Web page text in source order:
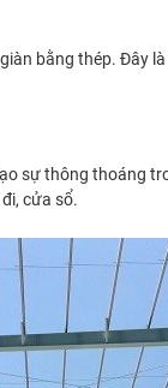
bằng thép. Đây
sự thông thoáng
cửa sổ.